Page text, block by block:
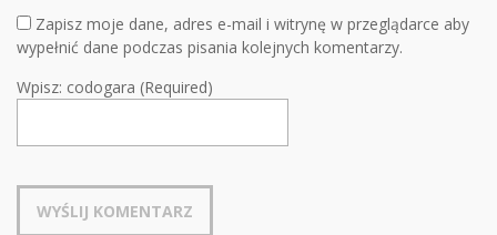
Zapisz moje dane, adres e-mail i witrynę w przeglądarce aby
wypełnić dane podczas pisania kolejnych komentarzy.
Wpisz: codogara (Required)